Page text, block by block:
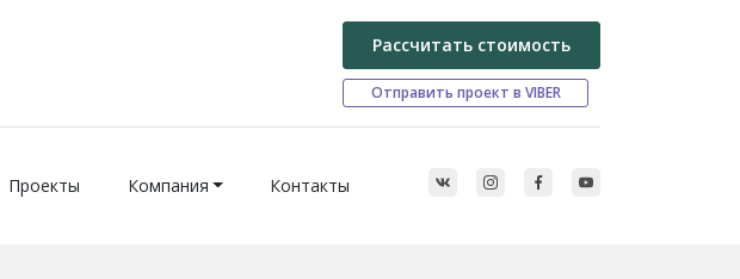
Рассчитать стоимость
Отправить проект в VIBER
Проекты Компания Контакты